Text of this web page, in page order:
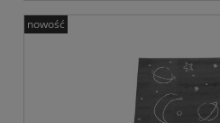
nowość